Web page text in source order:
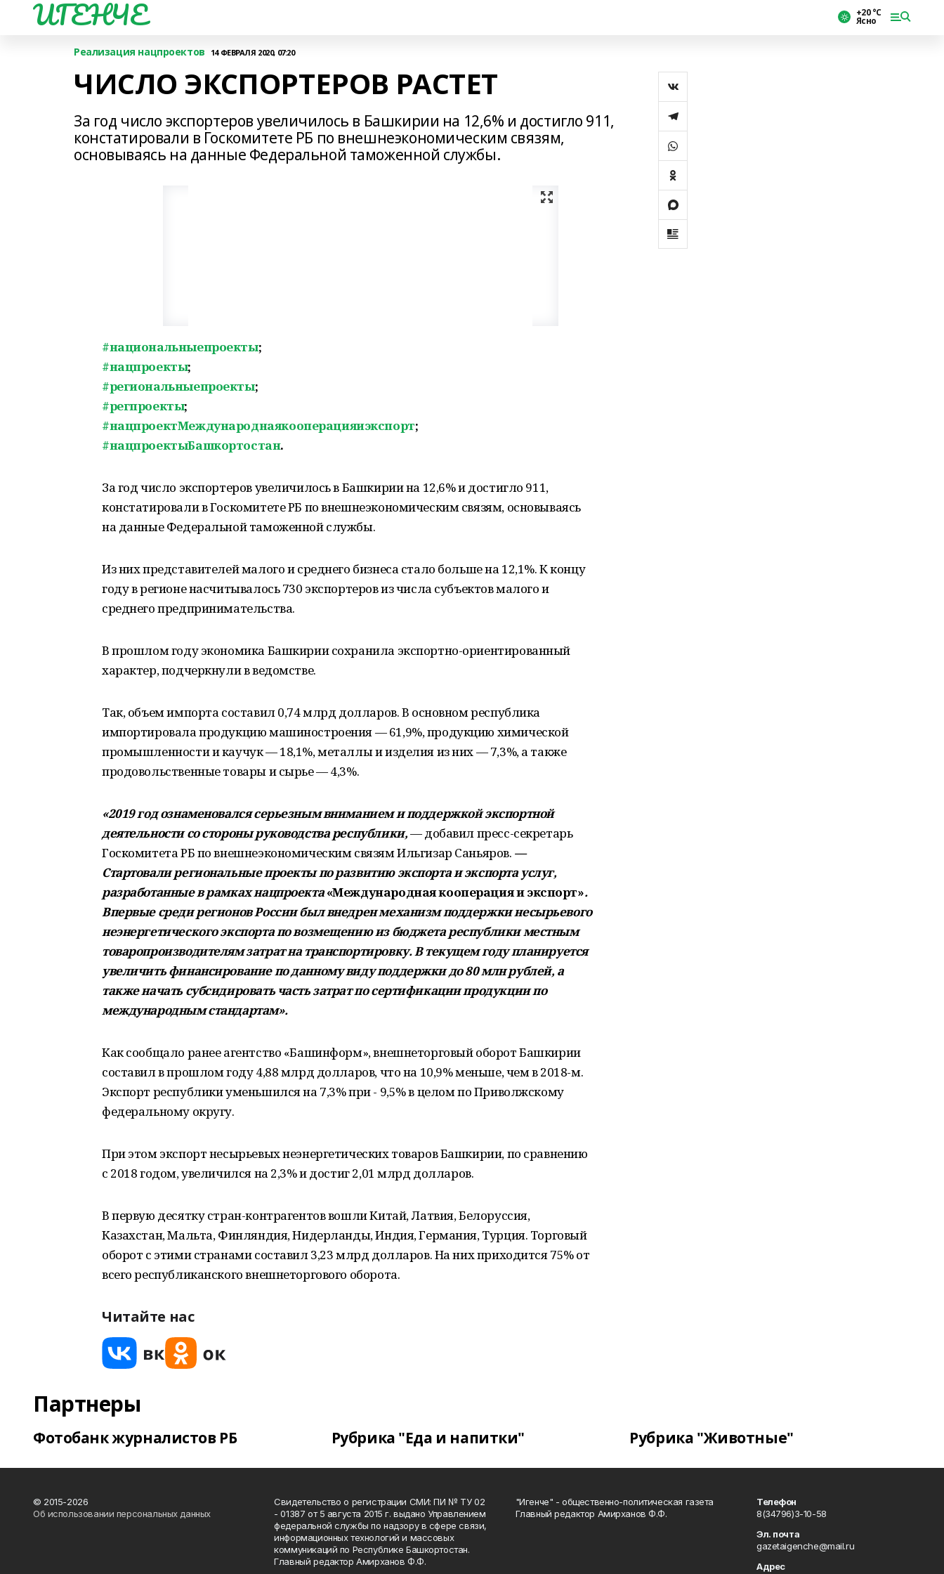
ИГЕНЧЕ +20 °С
Ясно
Реализация нацпроектов 14 ФЕВРАЛЯ 2020, 07:20
ЧИСЛО ЭКСПОРТЕРОВ РАСТЕТ
За год число экспортеров увеличилось в Башкирии на 12,6% и достигло 911,
констатировали в Госкомитете РБ по внешнеэкономическим связям,
основываясь на данные Федеральной таможенной службы.
#национальныепроекты;
#нацпроекты;
#региональныепроекты;
#регпроекты;
#нацпроектМеждународнаякооперацияиэкспорт;
#нацпроектыБашкортостан.
За год число экспортеров увеличилось в Башкирии на 12,6% и достигло 911,
констатировали в Госкомитете РБ по внешнеэкономическим связям, основываясь
на данные Федеральной таможенной службы.
Из них представителей малого и среднего бизнеса стало больше на 12,1%. К концу
году в регионе насчитывалось 730 экспортеров из числа субъектов малого и
среднего предпринимательства.
В прошлом году экономика Башкирии сохранила экспортно-ориентированный
характер, подчеркнули в ведомстве.
Так, объем импорта составил 0,74 млрд долларов. В основном республика
импортировала продукцию машиностроения — 61,9%, продукцию химической
промышленности и каучук — 18,1%, металлы и изделия из них — 7,3%, а также
продовольственные товары и сырье — 4,3%.
«2019 год ознаменовался серьезным вниманием и поддержкой экспортной
деятельности со стороны руководства республики,— добавил пресс-секретарь
Госкомитета РБ по внешнеэкономическим связям Ильгизар Саньяров. —
Стартовали региональные проекты по развитию экспорта и экспорта услуг,
разработанные в рамках нацпроекта«Международная кооперация и экспорт».
Впервые среди регионов России был внедрен механизм поддержки несырьевого
неэнергетического экспорта по возмещению из бюджета республики местным
товаропроизводителям затрат на транспортировку. В текущем году планируется
увеличить финансирование по данному виду поддержки до 80 млн рублей, а
также начать субсидировать часть затрат по сертификации продукции по
международным стандартам».
Как сообщало ранее агентство «Башинформ», внешнеторговый оборот Башкирии
составил в прошлом году 4,88 млрд долларов, что на 10,9% меньше, чем в 2018-м.
Экспорт республики уменьшился на 7,3% при - 9,5% в целом по Приволжскому
федеральному округу.
При этом экспорт несырьевых неэнергетических товаров Башкирии, по сравнению
с 2018 годом, увеличился на 2,3% и достиг 2,01 млрд долларов.
В первую десятку стран-контрагентов вошли Китай, Латвия, Белоруссия,
Казахстан, Мальта, Финляндия, Нидерланды, Индия, Германия, Турция. Торговый
оборот с этими странами составил 3,23 млрд долларов. На них приходится 75% от
всего республиканского внешнеторгового оборота.
Читайте нас
Партнеры
Фотобанк журналистов РБ Рубрика "Еда и напитки" Рубрика "Животные"
© 2015-2026
Об использовании персональных данных
Свидетельство о регистрации СМИ: ПИ № ТУ 02
- 01387 от 5 августа 2015 г. выдано Управлением
федеральной службы по надзору в сфере связи,
информационных технологий и массовых
коммуникаций по Республике Башкортостан.
Главный редактор Амирханов Ф.Ф.
"Игенче" - общественно-политическая газета
Главный редактор Амирханов Ф.Ф.
Телефон
8(34796)3-10-58
Эл. почта
gazetaigenche@mail.ru
Адрес